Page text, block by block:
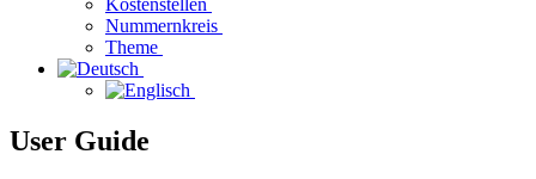
Kostenstellen
Nummernkreis
Theme
User Guide